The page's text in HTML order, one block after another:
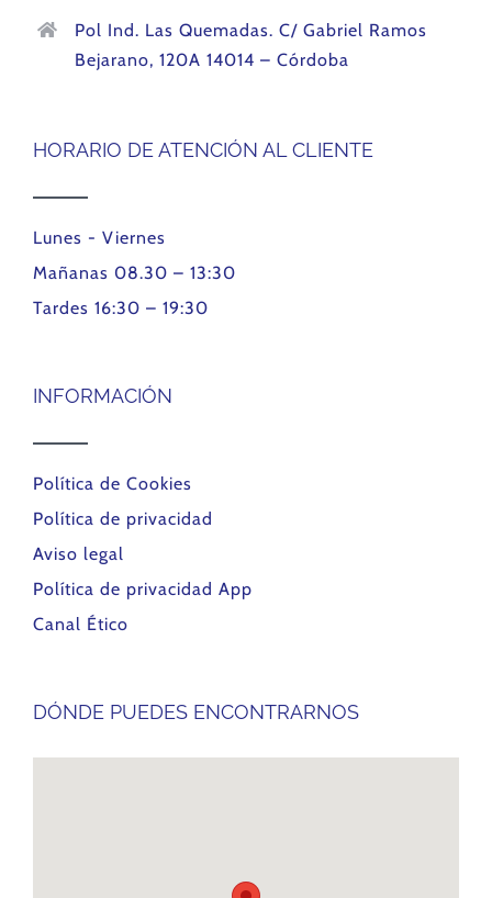
Pol Ind. Las Quemadas. C/ Gabriel Ramos
Bejarano, 120A 14014 – Córdoba
HORARIO DE ATENCIÓN AL CLIENTE
Lunes - Viernes
Mañanas 08.30 – 13:30
Tardes 16:30 – 19:30
INFORMACIÓN
Política de Cookies
Política de privacidad
Aviso legal
Política de privacidad App
Canal Ético
DÓNDE PUEDES ENCONTRARNOS